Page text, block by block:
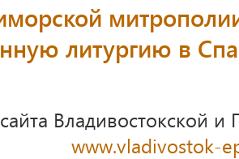
литургию в
Владивостокской
www.vladivostok-